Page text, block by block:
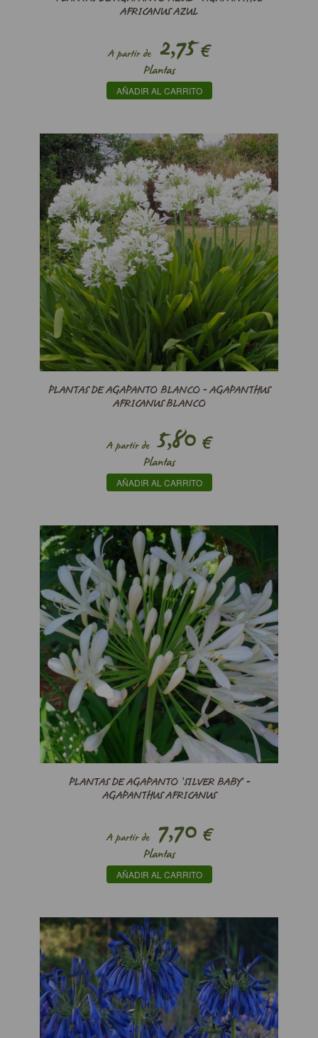
AFRICANUS AZUL
A partir de2,75€
Plantas
AÑADIR AL CARRITO
PLANTAS DE AGAPANTO BLANCO - AGAPANTHUS
AFRICANUS BLANCO
A partir de5,80 €
Plantas
AÑADIR AL CARRITO
PLANTAS DE AGAPANTO ’SILVER BABY’ -
AGAPANTHUS AFRICANUS
A partir de7,70 €
Plantas
AÑADIR AL CARRITO